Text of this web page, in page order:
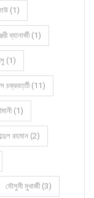
(1)
ব্যানার্জী (1)
(1)
চক্রবর্ত্তী (11)
(1)
রহমান (2)
মৌসুমী মুখার্জী (3)